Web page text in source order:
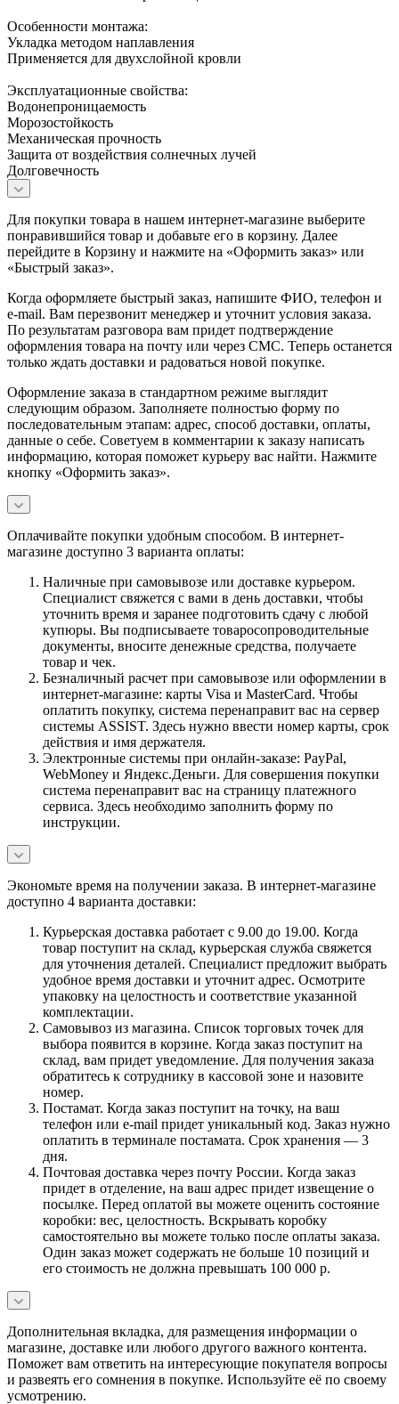
Особенности монтажа:
Укладка методом наплавления
Применяется для двухслойной кровли
Эксплуатационные свойства:
Водонепроницаемость
Морозостойкость
Механическая прочность
Защита от воздействия солнечных лучей
Долговечность
Для покупки товара в нашем интернет-магазине выберите
понравившийся товар и добавьте его в корзину. Далее
перейдите в Корзину и нажмите на «Оформить заказ» или
«Быстрый заказ».
Когда оформляете быстрый заказ, напишите ФИО, телефон и
e-mail. Вам перезвонит менеджер и уточнит условия заказа.
По результатам разговора вам придет подтверждение
оформления товара на почту или через СМС. Теперь останется
только ждать доставки и радоваться новой покупке.
Оформление заказа в стандартном режиме выглядит
следующим образом. Заполняете полностью форму по
последовательным этапам: адрес, способ доставки, оплаты,
данные о себе. Советуем в комментарии к заказу написать
информацию, которая поможет курьеру вас найти. Нажмите
кнопку «Оформить заказ».
Оплачивайте покупки удобным способом. В интернет-
магазине доступно 3 варианта оплаты:
Наличные при самовывозе или доставке курьером.
Специалист свяжется с вами в день доставки, чтобы
уточнить время и заранее подготовить сдачу с любой
купюры. Вы подписываете товаросопроводительные
документы, вносите денежные средства, получаете
товар и чек.
Безналичный расчет при самовывозе или оформлении в
интернет-магазине: карты Visa и MasterCard. Чтобы
оплатить покупку, система перенаправит вас на сервер
системы ASSIST. Здесь нужно ввести номер карты, срок
действия и имя держателя.
Электронные системы при онлайн-заказе: PayPal,
WebMoney и Яндекс.Деньги. Для совершения покупки
система перенаправит вас на страницу платежного
сервиса. Здесь необходимо заполнить форму по
инструкции.
Экономьте время на получении заказа. В интернет-магазине
доступно 4 варианта доставки:
Курьерская доставка работает с 9.00 до 19.00. Когда
товар поступит на склад, курьерская служба свяжется
для уточнения деталей. Специалист предложит выбрать
удобное время доставки и уточнит адрес. Осмотрите
упаковку на целостность и соответствие указанной
комплектации.
Самовывоз из магазина. Список торговых точек для
выбора появится в корзине. Когда заказ поступит на
склад, вам придет уведомление. Для получения заказа
обратитесь к сотруднику в кассовой зоне и назовите
номер.
Постамат. Когда заказ поступит на точку, на ваш
телефон или e-mail придет уникальный код. Заказ нужно
оплатить в терминале постамата. Срок хранения — 3
дня.
Почтовая доставка через почту России. Когда заказ
придет в отделение, на ваш адрес придет извещение о
посылке. Перед оплатой вы можете оценить состояние
коробки: вес, целостность. Вскрывать коробку
самостоятельно вы можете только после оплаты заказа.
Один заказ может содержать не больше 10 позиций и
его стоимость не должна превышать 100 000 р.
Дополнительная вкладка, для размещения информации о
магазине, доставке или любого другого важного контента.
Поможет вам ответить на интересующие покупателя вопросы
и развеять его сомнения в покупке. Используйте её по своему
усмотрению.